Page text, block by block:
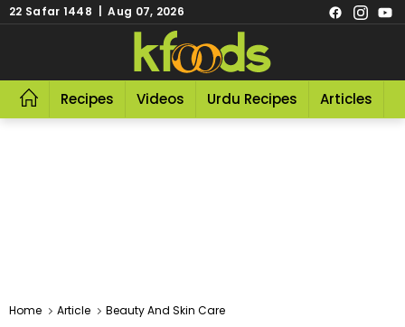
22 Safar 1448 | Aug 07, 2026
Recipes Videos Urdu Recipes Articles
Home Article Beauty And Skin Care